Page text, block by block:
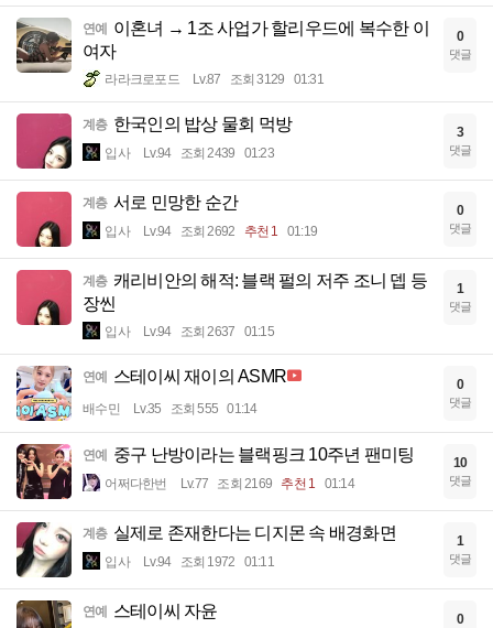
연예
이혼녀 → 1조 사업가 할리우드에 복수한 이
여자
라라크로포드 Lv.87 조회 3129 01:31
0
댓글
계층 한국인의 밥상 물회 먹방
입사 Lv.94 조회 2439 01:23
3
댓글
계층 서로 민망한 순간
입사 Lv.94 조회 2692 추천 1 01:19
0
댓글
계층 캐리비안의 해적: 블랙 펄의 저주 조니 뎁 등
장씬
입사 Lv.94 조회 2637 01:15
1
댓글
연예 스테이씨 재이의 ASMR
배수민 Lv.35 조회 555 01:14
0
댓글
연예 중구 난방이라는 블랙핑크 10주년 팬미팅
어쩌다한번 Lv.77 조회 2169 추천 1 01:14
10
댓글
계층 실제로 존재한다는 디지몬 속 배경화면
입사 Lv.94 조회 1972 01:11
1
댓글
연예 스테이씨 자윤 0